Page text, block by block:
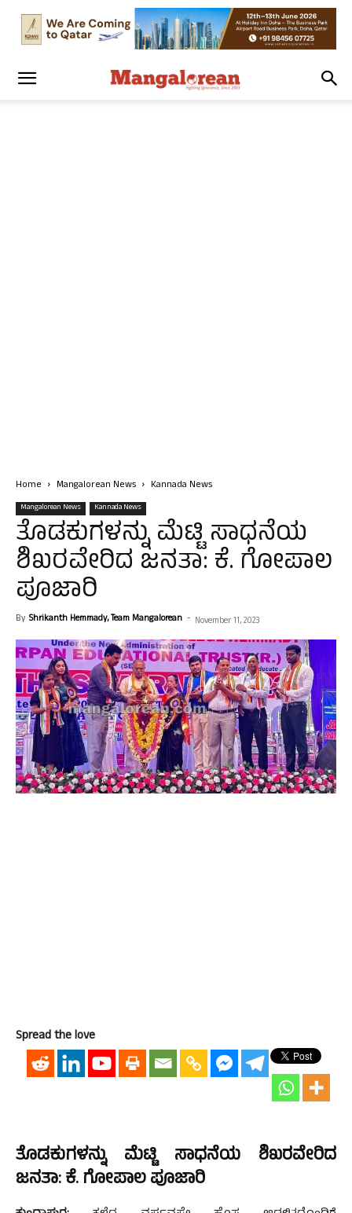
Home Mangalorean News Kannada News
Mangalorean News Kannada News
ತೊಡಕುಗಳನ್ನು‌ ಮೆಟ್ಟಿ ಸಾಧನೆಯ
ಶಿಖರವೇರಿದ ಜನತಾ: ಕೆ. ಗೋಪಾಲ
ಪೂಜಾರಿ
By Shrikanth Hemmady, Team Mangalorean - November 11, 2023
Spread the love
ತೊಡಕುಗಳನ್ನು‌ ಮೆಟ್ಟಿ ಸಾಧನೆಯ ಶಿಖರವೇರಿದ
ಜನತಾ: ಕೆ. ಗೋಪಾಲ ಪೂಜಾರಿ